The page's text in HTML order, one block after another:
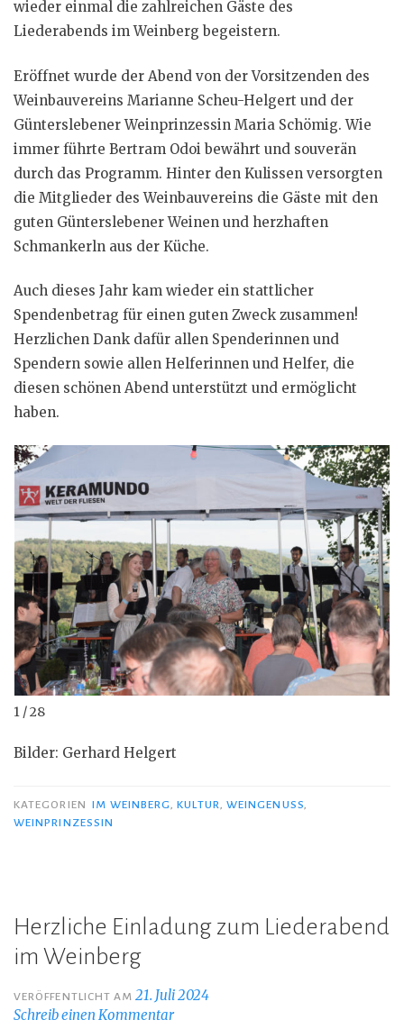
wieder einmal die zahlreichen Gäste des
Liederabends im Weinberg begeistern.
Eröffnet wurde der Abend von der Vorsitzenden des
Weinbauvereins Marianne Scheu-Helgert und der
Günterslebener Weinprinzessin Maria Schömig. Wie
immer führte Bertram Odoi bewährt und souverän
durch das Programm. Hinter den Kulissen versorgten
die Mitglieder des Weinbauvereins die Gäste mit den
guten Günterslebener Weinen und herzhaften
Schmankerln aus der Küche.
Auch dieses Jahr kam wieder ein stattlicher
Spendenbetrag für einen guten Zweck zusammen!
Herzlichen Dank dafür allen Spenderinnen und
Spendern sowie allen Helferinnen und Helfer, die
diesen schönen Abend unterstützt und ermöglicht
haben.
1 / 28
Bilder: Gerhard Helgert
KATEGORIEN IM WEINBERG,KULTUR, WEINGENUSS,
WEINPRINZESSIN
Herzliche Einladung zum Liederabend
im Weinberg
VERÖFFENTLICHT AM21. Juli 2024
Schreib einen Kommentar